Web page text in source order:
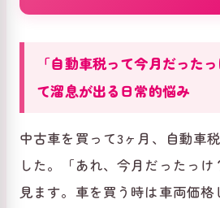
「自動車税って今月だった
て溜息が出る日常的悩み
中古車を買って3ヶ月、自動車
した。「あれ、今月だったっ
見ます。車を買う時は車両価格